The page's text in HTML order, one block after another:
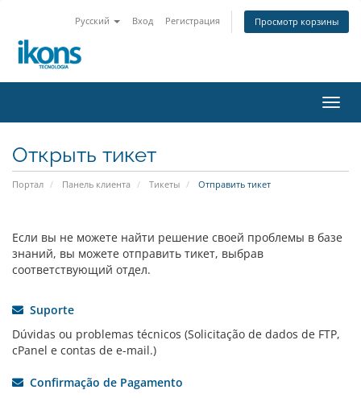
Русский Вход Регистрация Просмотр корзины
Открыть тикет
Портал Панель клиента Тикеты Отправить тикет
Если вы не можете найти решение своей проблемы в базе
знаний, вы можете отправить тикет, выбрав
соответствующий отдел.
Suporte
Dúvidas ou problemas técnicos (Solicitação de dados de FTP,
cPanel e contas de e-mail.)
Confirmação de Pagamento